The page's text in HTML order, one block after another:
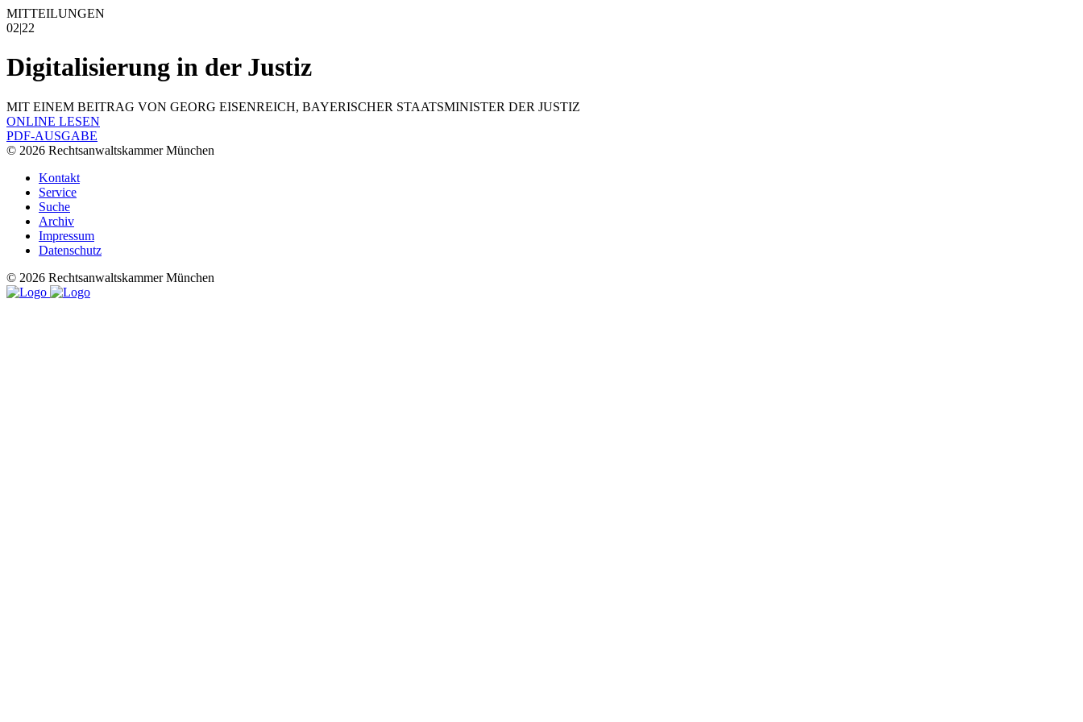
MITTEILUNGEN
02|22
Digitalisierung in der Justiz
MIT EINEM BEITRAG VON GEORG EISENREICH, BAYERISCHER STAATSMINISTER DER JUSTIZ
ONLINE LESEN
PDF-AUSGABE
© 2026 Rechtsanwaltskammer München
Kontakt
Service
Suche
Archiv
Impressum
Datenschutz
© 2026 Rechtsanwaltskammer München